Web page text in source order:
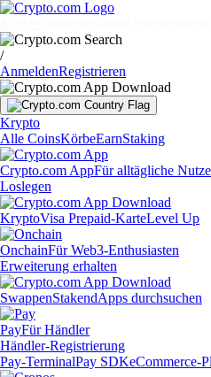
/
AnmeldenRegistrieren
Krypto
Alle CoinsKörbeEarnStaking
Crypto.com AppFür alltägliche
Loslegen
KryptoVisa Prepaid-KarteLevel Up
OnchainFür Web3-Enthusiasten
Erweiterung erhalten
SwappenStakendApps durchsuchen
PayFür Händler
Händler-Registrierung
Pay-TerminalPay SDKeCommerce-